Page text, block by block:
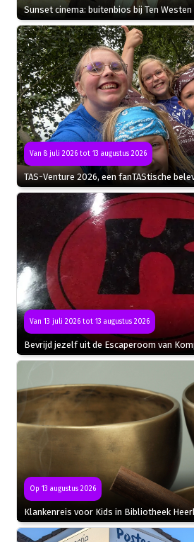
Sunset cinema: buitenbios bij Ten
Van 8 juli 2026 tot 13 augustus 2026
TAS-Venture 2026, een fanTAStische
Van 13 juli 2026 tot 13 augustus 2026
Bevrijd jezelf uit de Escaperoom van
Op 13 augustus 2026
Klankenreis voor Kids in Bibliotheek